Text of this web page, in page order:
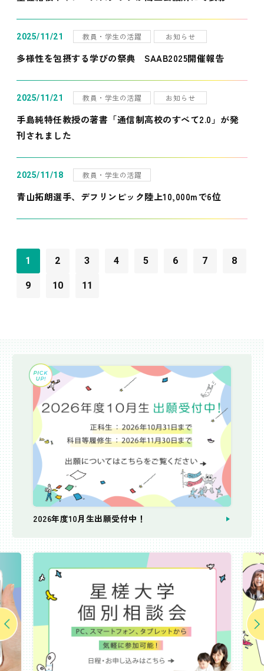
2025/11/21 教員・学生の活躍 お知らせ
多様性を包摂する学びの祭典 SAAB2025開催報告
2025/11/21 教員・学生の活躍 お知らせ
手島純特任教授の著書「通信制高校のすべて2.0」が発
刊されました
2025/11/18 教員・学生の活躍
青山拓朗選手、デフリンピック陸上10,000mで6位
1 2 3 4 5 6 7 8
9 10 11
2026年度10月生出願受付中！